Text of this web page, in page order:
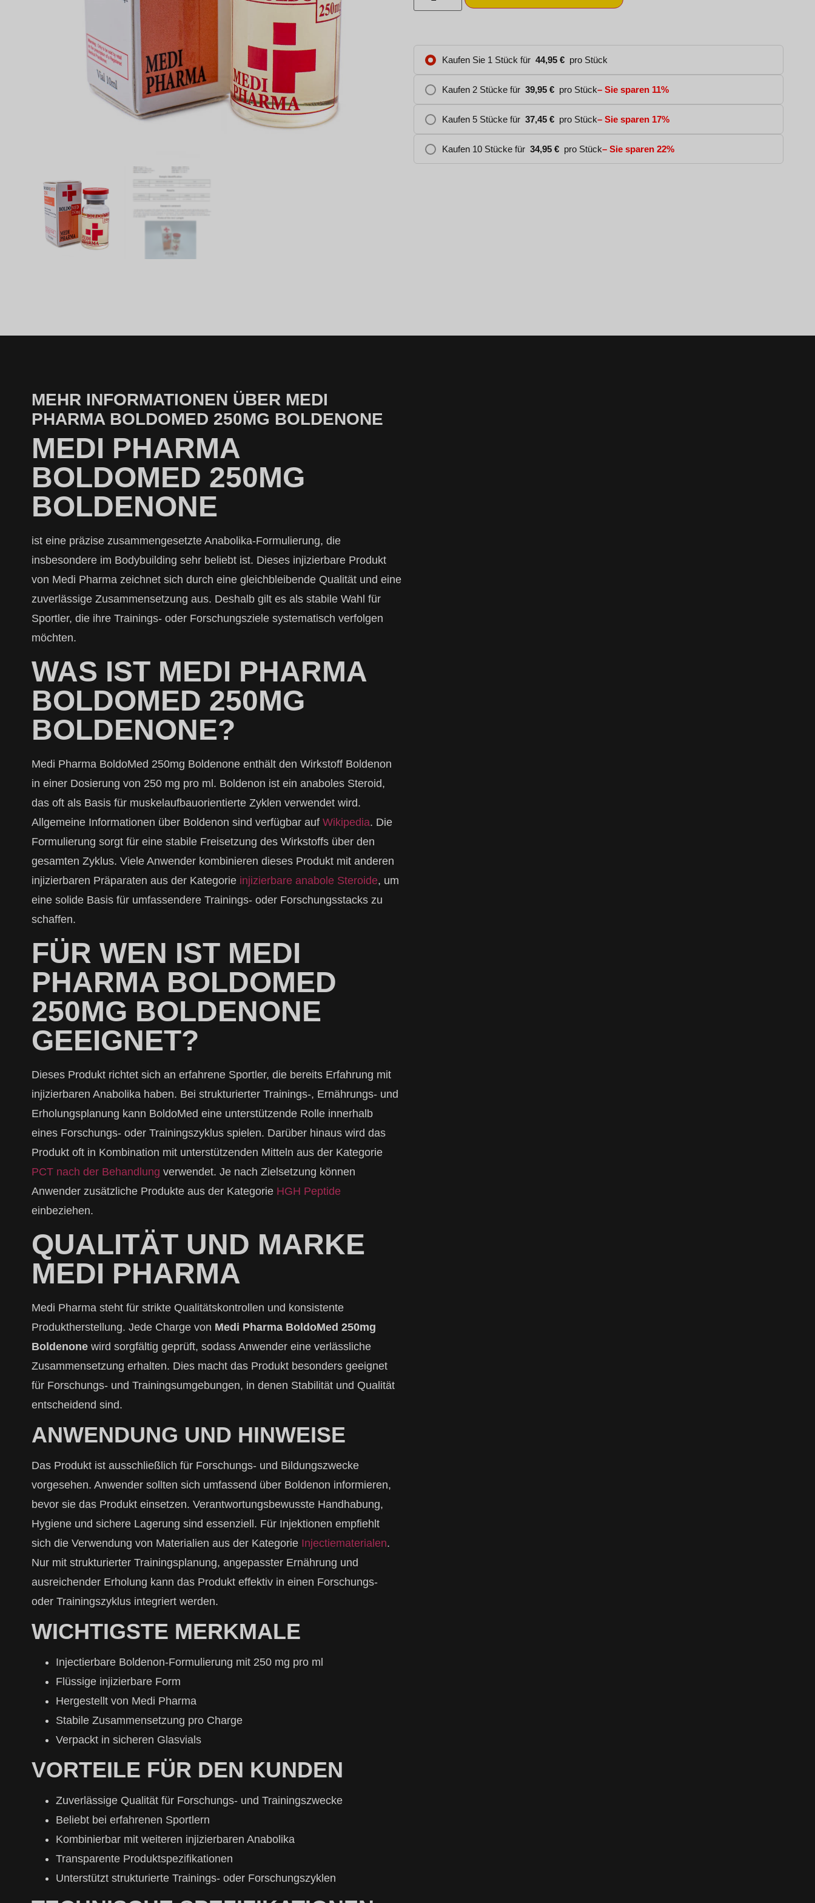
Kaufen Sie 1 Stück für 44,95 € pro Stück
Kaufen 2 Stücke für 39,95 € pro Stück– Sie sparen 11%
Kaufen 5 Stücke für 37,45 € pro Stück– Sie sparen 17%
Kaufen 10 Stücke für 34,95 € pro Stück– Sie sparen 22%
MEHR INFORMATIONEN ÜBER MEDI
PHARMA BOLDOMED 250MG BOLDENONE
MEDI PHARMA
BOLDOMED 250MG
BOLDENONE
ist eine präzise zusammengesetzte Anabolika-Formulierung, die
insbesondere im Bodybuilding sehr beliebt ist. Dieses injizierbare Produkt
von Medi Pharma zeichnet sich durch eine gleichbleibende Qualität und eine
zuverlässige Zusammensetzung aus. Deshalb gilt es als stabile Wahl für
Sportler, die ihre Trainings- oder Forschungsziele systematisch verfolgen
möchten.
WAS IST MEDI PHARMA
BOLDOMED 250MG
BOLDENONE?
Medi Pharma BoldoMed 250mg Boldenone enthält den Wirkstoff Boldenon
in einer Dosierung von 250 mg pro ml. Boldenon ist ein anaboles Steroid,
das oft als Basis für muskelaufbauorientierte Zyklen verwendet wird.
Allgemeine Informationen über Boldenon sind verfügbar auf Wikipedia. Die
Formulierung sorgt für eine stabile Freisetzung des Wirkstoffs über den
gesamten Zyklus. Viele Anwender kombinieren dieses Produkt mit anderen
injizierbaren Präparaten aus der Kategorie injizierbare anabole Steroide, um
eine solide Basis für umfassendere Trainings- oder Forschungsstacks zu
schaffen.
FÜR WEN IST MEDI
PHARMA BOLDOMED
250MG BOLDENONE
GEEIGNET?
Dieses Produkt richtet sich an erfahrene Sportler, die bereits Erfahrung mit
injizierbaren Anabolika haben. Bei strukturierter Trainings-, Ernährungs- und
Erholungsplanung kann BoldoMed eine unterstützende Rolle innerhalb
eines Forschungs- oder Trainingszyklus spielen. Darüber hinaus wird das
Produkt oft in Kombination mit unterstützenden Mitteln aus der Kategorie
PCT nach der Behandlung verwendet. Je nach Zielsetzung können
Anwender zusätzliche Produkte aus der Kategorie HGH Peptide
einbeziehen.
QUALITÄT UND MARKE
MEDI PHARMA
Medi Pharma steht für strikte Qualitätskontrollen und konsistente
Produktherstellung. Jede Charge von Medi Pharma BoldoMed 250mg
Boldenone wird sorgfältig geprüft, sodass Anwender eine verlässliche
Zusammensetzung erhalten. Dies macht das Produkt besonders geeignet
für Forschungs- und Trainingsumgebungen, in denen Stabilität und Qualität
entscheidend sind.
ANWENDUNG UND HINWEISE
Das Produkt ist ausschließlich für Forschungs- und Bildungszwecke
vorgesehen. Anwender sollten sich umfassend über Boldenon informieren,
bevor sie das Produkt einsetzen. Verantwortungsbewusste Handhabung,
Hygiene und sichere Lagerung sind essenziell. Für Injektionen empfiehlt
sich die Verwendung von Materialien aus der Kategorie Injectiematerialen.
Nur mit strukturierter Trainingsplanung, angepasster Ernährung und
ausreichender Erholung kann das Produkt effektiv in einen Forschungs-
oder Trainingszyklus integriert werden.
WICHTIGSTE MERKMALE
Injectierbare Boldenon-Formulierung mit 250 mg pro ml
Flüssige injizierbare Form
Hergestellt von Medi Pharma
Stabile Zusammensetzung pro Charge
Verpackt in sicheren Glasvials
VORTEILE FÜR DEN KUNDEN
Zuverlässige Qualität für Forschungs- und Trainingszwecke
Beliebt bei erfahrenen Sportlern
Kombinierbar mit weiteren injizierbaren Anabolika
Transparente Produktspezifikationen
Unterstützt strukturierte Trainings- oder Forschungszyklen